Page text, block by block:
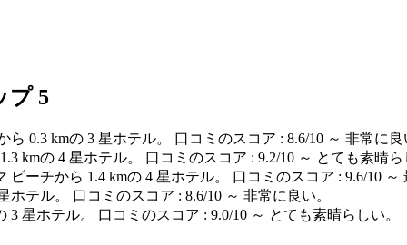
プ 5
0.3 kmの 3 星ホテル。 口コミのスコア : 8.6/10 ～ 非常に良
kmの 4 星ホテル。 口コミのスコア : 9.2/10 ～ とても素晴ら
ーチから 1.4 kmの 4 星ホテル。 口コミのスコア : 9.6/10 ～
テル。 口コミのスコア : 8.6/10 ～ 非常に良い。
星ホテル。 口コミのスコア : 9.0/10 ～ とても素晴らしい。